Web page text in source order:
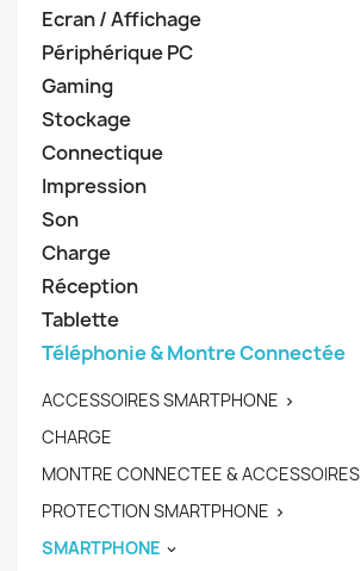
Ecran / Affichage
Périphérique PC
Gaming
Stockage
Connectique
Impression
Son
Charge
Réception
Tablette
Téléphonie & Montre Connectée
ACCESSOIRES SMARTPHONE 
CHARGE
MONTRE CONNECTEE & ACCESSOIRES
PROTECTION SMARTPHONE 
SMARTPHONE 